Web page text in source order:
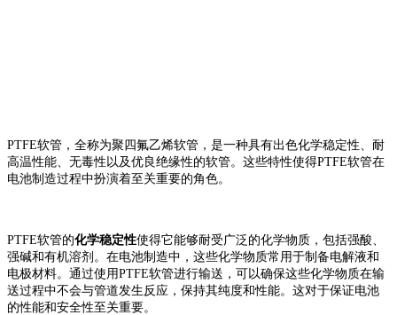
PTFE软管，全称为聚四氟乙烯软管，是一种具有出色化学稳定性、耐
高温性能、无毒性以及优良绝缘性的软管。这些特性使得PTFE软管在
电池制造过程中扮演着至关重要的角色。
PTFE软管的化学稳定性使得它能够耐受广泛的化学物质，包括强酸、
强碱和有机溶剂。在电池制造中，这些化学物质常用于制备电解液和
电极材料。通过使用PTFE软管进行输送，可以确保这些化学物质在输
送过程中不会与管道发生反应，保持其纯度和性能。这对于保证电池
的性能和安全性至关重要。